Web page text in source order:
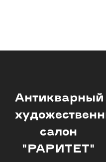
Антикварный
салон
"РАРИТЕТ"